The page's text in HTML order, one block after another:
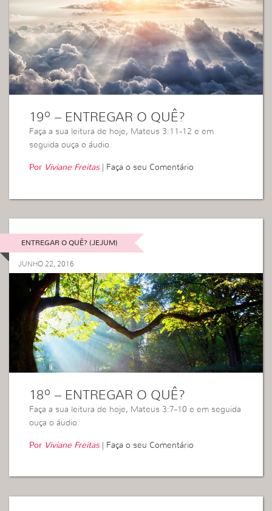
19º – ENTREGAR O QUÊ?
Faça a sua leitura de hoje, Mateus 3:11-12 e em
seguida ouça o áudio.
Por Viviane Freitas| Faça o seu Comentário
ENTREGAR O QUÊ? (JEJUM)
JUNHO 22, 2016
18º – ENTREGAR O QUÊ?
Faça a sua leitura de hoje, Mateus 3:7-10 e em seguida
ouça o áudio.
Por Viviane Freitas| Faça o seu Comentário